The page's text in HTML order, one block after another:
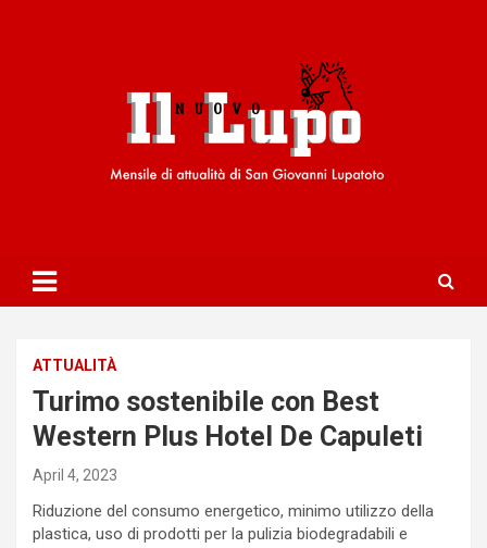
ATTUALITÀ
Turimo sostenibile con Best
Western Plus Hotel De Capuleti
April 4, 2023
Riduzione del consumo energetico, minimo utilizzo della
plastica, uso di prodotti per la pulizia biodegradabili e